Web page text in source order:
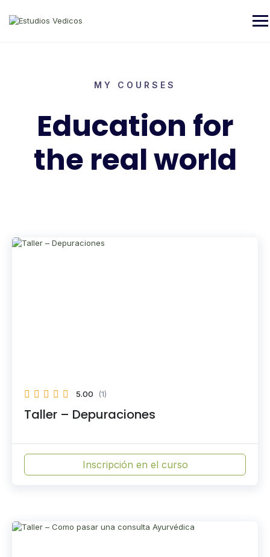
MY COURSES
Education for
the real world
5.00 (1)
Taller – Depuraciones
Inscripción en el curso